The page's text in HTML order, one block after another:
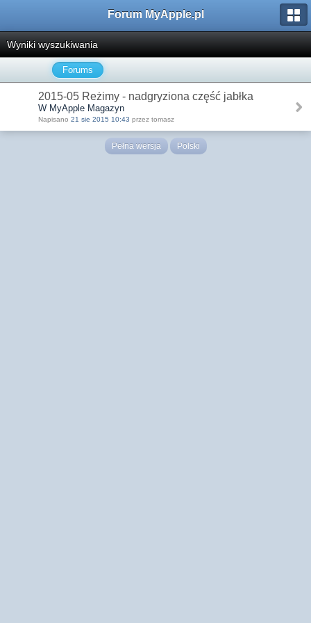
Forum MyApple.pl
Wyniki wyszukiwania
Forums
2015-05 Reżimy - nadgryziona część jabłka
W MyApple Magazyn
Napisano 21 sie 2015 10:43 przez tomasz
Pełna wersja Polski